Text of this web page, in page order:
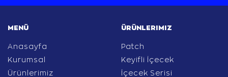
MENÜ
Anasayfa
Kurumsal
Ürünlerimiz
ÜRÜNLERIMIZ
Patch
Keyifli İçecek
İçecek Serisi